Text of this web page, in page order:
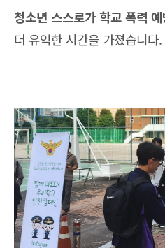
청소년 스스로가 학교 폭력
더 유익한 시간을 가졌습니다.